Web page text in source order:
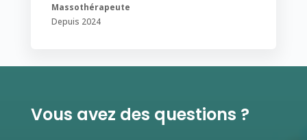
Massothérapeute
Depuis 2024
Vous avez des questions ?